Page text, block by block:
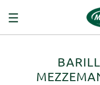
navigazione
☰